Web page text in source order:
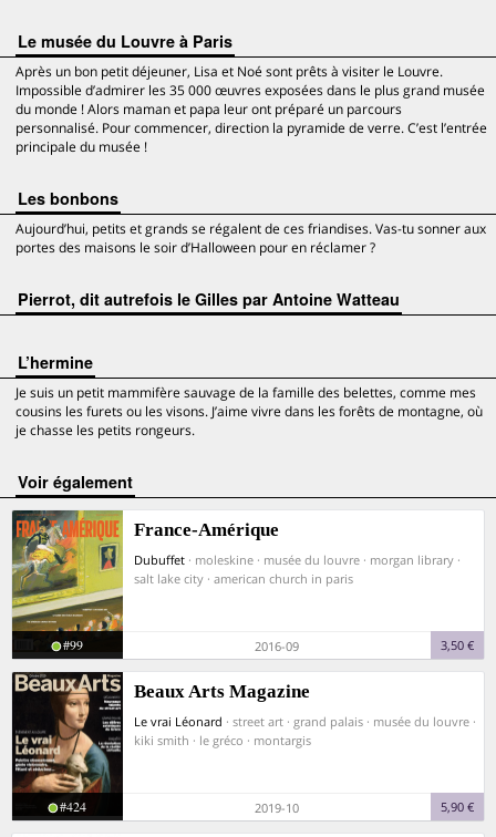
Le musée du Louvre à Paris
Après un bon petit déjeuner, Lisa et Noé sont prêts à visiter le Louvre.
Impossible d’admirer les 35 000 œuvres exposées dans le plus grand musée
du monde ! Alors maman et papa leur ont préparé un parcours
personnalisé. Pour commencer, direction la pyramide de verre. C’est l’entrée
principale du musée !
Les bonbons
Aujourd’hui, petits et grands se régalent de ces friandises. Vas-tu sonner aux
portes des maisons le soir d’Halloween pour en réclamer ?
Pierrot, dit autrefois le Gilles par Antoine Watteau
L’hermine
Je suis un petit mammifère sauvage de la famille des belettes, comme mes
cousins les furets ou les visons. J’aime vivre dans les forêts de montagne, où
je chasse les petits rongeurs.
voir également
France-Amérique
Dubuffet · moleskine · musée du louvre · morgan library ·
salt lake city · american church in paris
#99 2016-09 3,50 €
Beaux Arts Magazine
Le vrai Léonard · street art · grand palais · musée du louvre ·
kiki smith · le gréco · montargis
#424 2019-10 5,90 €